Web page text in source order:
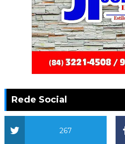
Rede Social
267